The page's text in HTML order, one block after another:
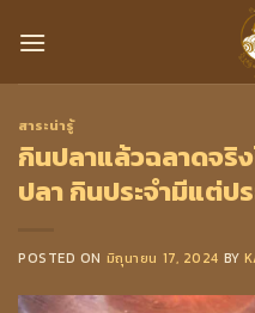
สาระน่ารู้
กินปลาแล้วฉลาดจริ
ปลา กินประจำมีแต่ป
POSTED ON มิถุนายน 17, 2024 BY